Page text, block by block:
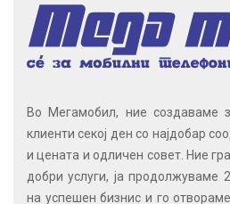
Во Мегамобил, ние создаваме
клиенти секој ден со најдобар
и цената и одличен совет. Ние
добри услуги, ја продолжуваме
на успешен бизнис и го